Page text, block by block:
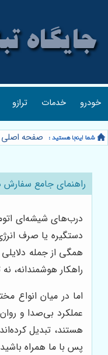
خودرو خدمات ترازو
صفحه اصلی
راهنمای جامع
درب‌های شیشه‌ای
دستگیره یا صرف
همگی از جمله
راهکار هوشمندانه،
اما در میان انواع
عملکرد بی‌صدا و
هستند، تبدیل
پس با ما همراه